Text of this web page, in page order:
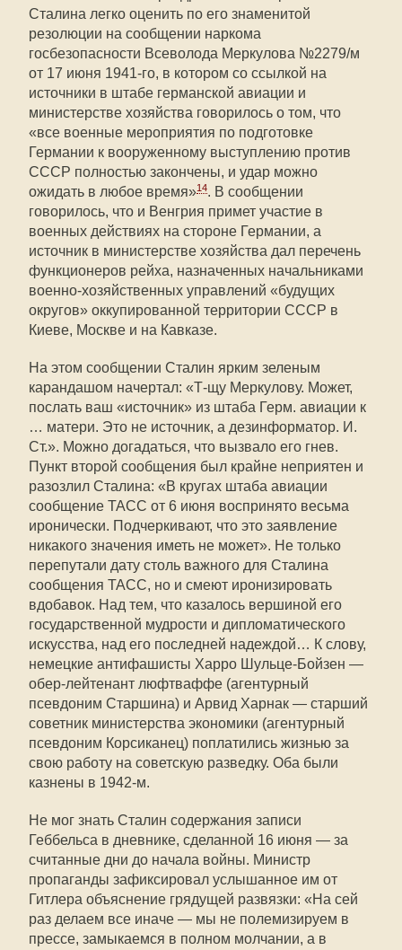
Сталина легко оценить по его знаменитой
резолюции на сообщении наркома
госбезопасности Всеволода Меркулова №2279/м
от 17 июня 1941-го, в котором со ссылкой на
источники в штабе германской авиации и
министерстве хозяйства говорилось о том, что
«все военные мероприятия по подготовке
Германии к вооруженному выступлению против
СССР полностью закончены, и удар можно
ожидать в любое время»14. В сообщении
говорилось, что и Венгрия примет участие в
военных действиях на стороне Германии, а
источник в министерстве хозяйства дал перечень
функционеров рейха, назначенных начальниками
военно-хозяйственных управлений «будущих
округов» оккупированной территории СССР в
Киеве, Москве и на Кавказе.
На этом сообщении Сталин ярким зеленым
карандашом начертал: «Т-щу Меркулову. Может,
послать ваш «источник» из штаба Герм. авиации к
… матери. Это не источник, а дезинформатор. И.
Ст.». Можно догадаться, что вызвало его гнев.
Пункт второй сообщения был крайне неприятен и
разозлил Сталина: «В кругах штаба авиации
сообщение ТАСС от 6 июня воспринято весьма
иронически. Подчеркивают, что это заявление
никакого значения иметь не может». Не только
перепутали дату столь важного для Сталина
сообщения ТАСС, но и смеют иронизировать
вдобавок. Над тем, что казалось вершиной его
государственной мудрости и дипломатического
искусства, над его последней надеждой… К слову,
немецкие антифашисты Харро Шульце-Бойзен —
обер-лейтенант люфтваффе (агентурный
псевдоним Старшина) и Арвид Харнак — старший
советник министерства экономики (агентурный
псевдоним Корсиканец) поплатились жизнью за
свою работу на советскую разведку. Оба были
казнены в 1942-м.
Не мог знать Сталин содержания записи
Геббельса в дневнике, сделанной 16 июня — за
считанные дни до начала войны. Министр
пропаганды зафиксировал услышанное им от
Гитлера объяснение грядущей развязки: «На сей
раз делаем все иначе — мы не полемизируем в
прессе, замыкаемся в полном молчании, а в